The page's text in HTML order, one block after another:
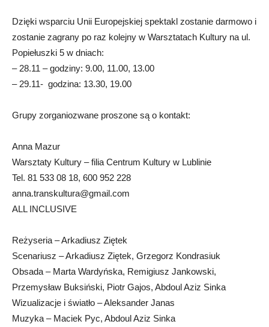
Dzięki wsparciu Unii Europejskiej spektakl zostanie darmowo i
zostanie zagrany po raz kolejny w Warsztatach Kultury na ul.
Popiełuszki 5 w dniach:
– 28.11 – godziny: 9.00, 11.00, 13.00
– 29.11- godzina: 13.30, 19.00
Grupy zorganiozwane proszone są o kontakt:
Anna Mazur
Warsztaty Kultury – filia Centrum Kultury w Lublinie
Tel. 81 533 08 18, 600 952 228
anna.transkultura@gmail.com
ALL INCLUSIVE
Reżyseria – Arkadiusz Ziętek
Scenariusz – Arkadiusz Ziętek, Grzegorz Kondrasiuk
Obsada – Marta Wardyńska, Remigiusz Jankowski,
Przemysław Buksiński, Piotr Gajos, Abdoul Aziz Sinka
Wizualizacje i światło – Aleksander Janas
Muzyka – Maciek Pyc, Abdoul Aziz Sinka